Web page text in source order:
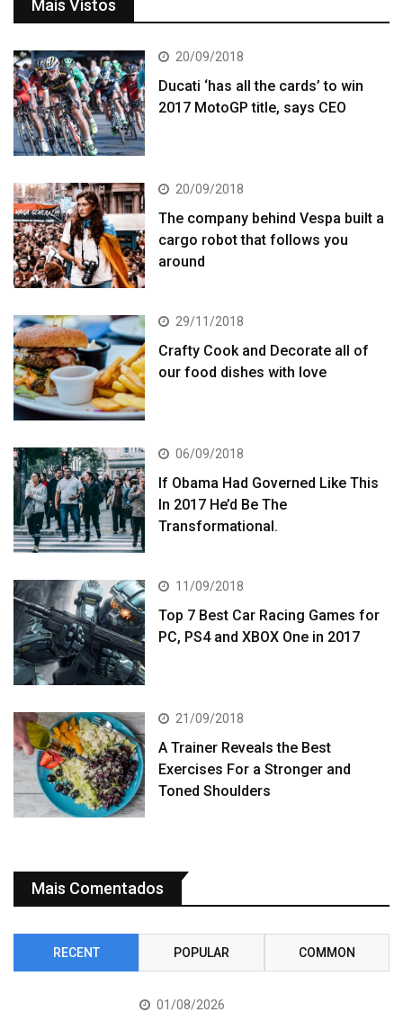
Mais Vistos
20/09/2018
Ducati ‘has all the cards’ to win
2017 MotoGP title, says CEO
20/09/2018
The company behind Vespa built a
cargo robot that follows you
around
29/11/2018
Crafty Cook and Decorate all of
our food dishes with love
06/09/2018
If Obama Had Governed Like This
In 2017 He’d Be The
Transformational.
11/09/2018
Top 7 Best Car Racing Games for
PC, PS4 and XBOX One in 2017
21/09/2018
A Trainer Reveals the Best
Exercises For a Stronger and
Toned Shoulders
Mais Comentados
RECENT POPULAR COMMON
01/08/2026